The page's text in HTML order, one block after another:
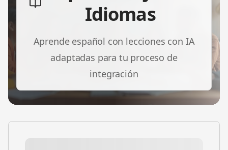
Idiomas
Aprende español con lecciones con IA
adaptadas para tu proceso de
integración